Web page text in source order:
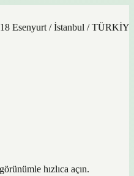
/ İstanbul / TÜRKİYE
hızlıca açın.